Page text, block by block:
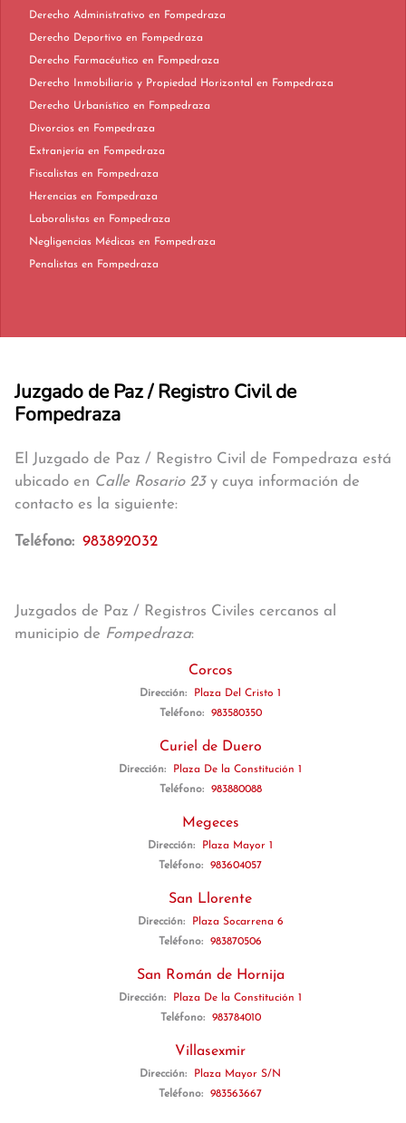
Derecho Administrativo en Fompedraza
Derecho Deportivo en Fompedraza
Derecho Farmacéutico en Fompedraza
Derecho Inmobiliario y Propiedad Horizontal en Fompedraza
Derecho Urbanístico en Fompedraza
Divorcios en Fompedraza
Extranjería en Fompedraza
Fiscalistas en Fompedraza
Herencias en Fompedraza
Laboralistas en Fompedraza
Negligencias Médicas en Fompedraza
Penalistas en Fompedraza
Juzgado de Paz / Registro Civil de
Fompedraza
El Juzgado de Paz / Registro Civil de Fompedraza está
ubicado en Calle Rosario 23y cuya información de
contacto es la siguiente:
Teléfono: 983892032
Juzgados de Paz / Registros Civiles cercanos al
municipio de Fompedraza:
Corcos
Dirección:
Plaza Del Cristo 1
Teléfono:
983580350
Curiel de Duero
Dirección:
Plaza De la Constitución 1
Teléfono:
983880088
Megeces
Dirección:
Plaza Mayor 1
Teléfono:
983604057
San Llorente
Dirección:
Plaza Socarrena 6
Teléfono:
983870506
San Román de Hornija
Dirección:
Plaza De la Constitución 1
Teléfono:
983784010
Villasexmir
Dirección:
Plaza Mayor S/N
Teléfono:
983563667